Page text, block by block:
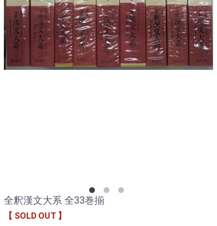
全釈漢文大系 全33巻揃
【 SOLD OUT 】